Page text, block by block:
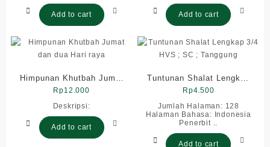
Add to cart Add to cart
Himpunan Khutbah Jumat
dan dua Hari raya
Rp12.000
Deskripsi:
Add to cart
Tuntunan Shalat Lengkap
3/4 HVS ; SC ; Tanggung
Rp4.500
Jumlah Halaman: 128
Halaman Bahasa: Indonesia
Penerbit ..
Add to cart